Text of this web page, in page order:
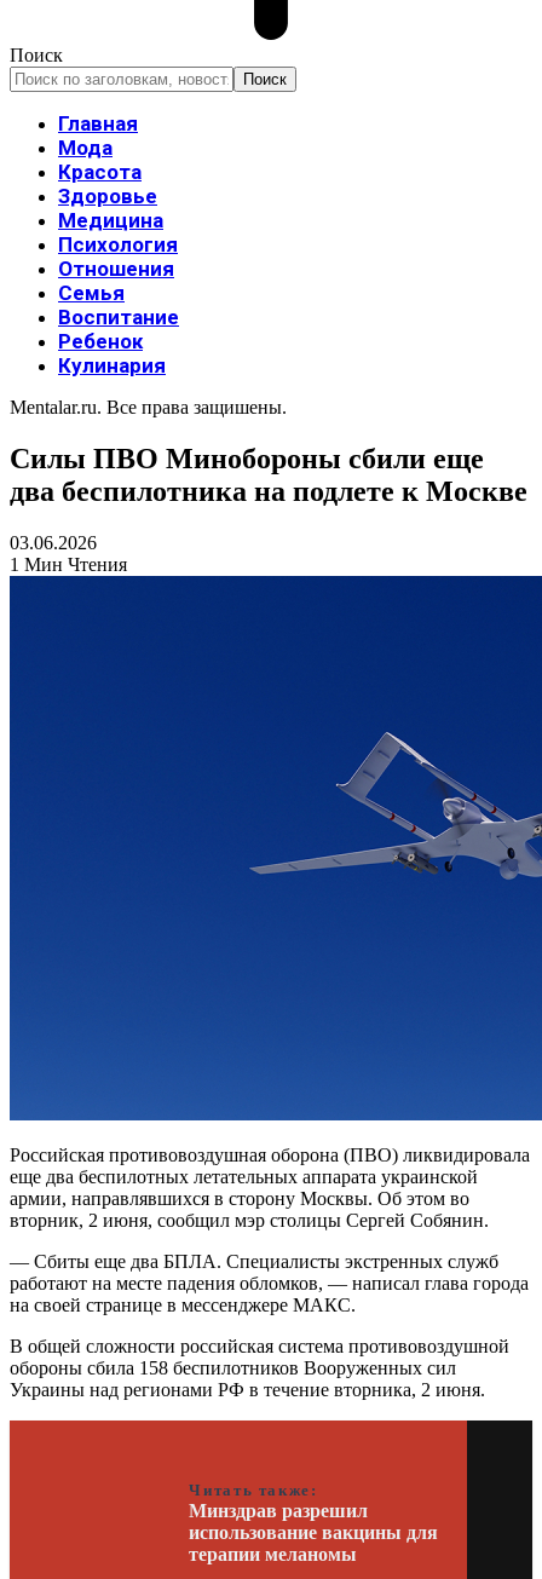
Поиск
Главная
Мода
Красота
Здоровье
Медицина
Психология
Отношения
Семья
Воспитание
Ребенок
Кулинария
Mentalar.ru. Все права защишены.
Силы ПВО Минобороны сбили еще
два беспилотника на подлете к Москве
03.06.2026
1 Мин Чтения
Российская противовоздушная оборона (ПВО) ликвидировала
еще два беспилотных летательных аппарата украинской
армии, направлявшихся в сторону Москвы. Об этом во
вторник, 2 июня, сообщил мэр столицы Сергей Собянин.
— Сбиты еще два БПЛА. Специалисты экстренных служб
работают на месте падения обломков, — написал глава города
на своей странице в мессенджере МАКС.
В общей сложности российская система противовоздушной
обороны сбила 158 беспилотников Вооруженных сил
Украины над регионами РФ в течение вторника, 2 июня.
Читать также:
Минздрав разрешил
использование вакцины для
терапии меланомы